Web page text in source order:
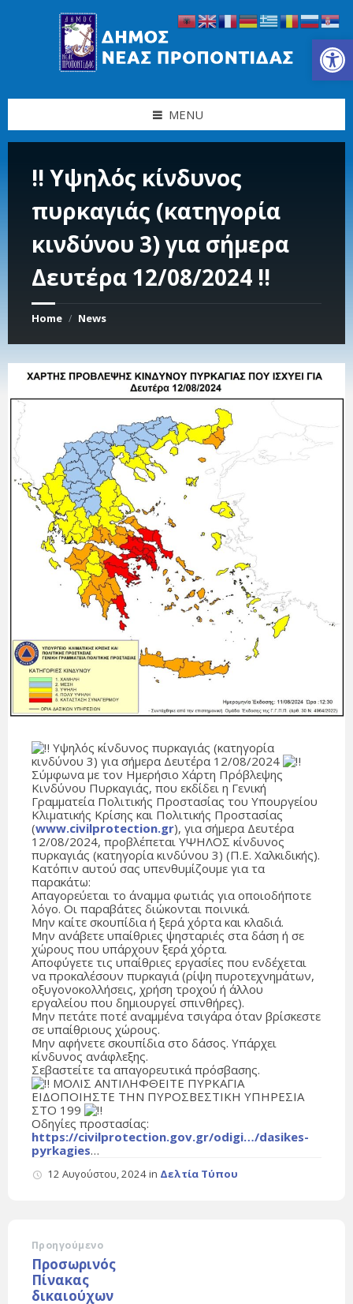
Ανοίξτε τη γραμμή εργαλείων
MENU
‼ Υψηλός κίνδυνος
πυρκαγιάς (κατηγορία
κινδύνου 3) για σήμερα
Δευτέρα 12/08/2024 ‼
Home / News
Υψηλός κίνδυνος πυρκαγιάς (κατηγορία
κινδύνου 3) για σήμερα Δευτέρα 12/08/2024
Σύμφωνα με τον Ημερήσιο Χάρτη Πρόβλεψης
Κινδύνου Πυρκαγιάς, που εκδίδει η Γενική
Γραμματεία Πολιτικής Προστασίας του Υπουργείου
Κλιματικής Κρίσης και Πολιτικής Προστασίας
(www.civilprotection.gr), για σήμερα Δευτέρα
12/08/2024, προβλέπεται ΥΨΗΛΟΣ κίνδυνος
πυρκαγιάς (κατηγορία κινδύνου 3) (Π.Ε. Χαλκιδικής).
Κατόπιν αυτού σας υπενθυμίζουμε για τα
παρακάτω:
Απαγορεύεται το άναμμα φωτιάς για οποιοδήποτε
λόγο. Οι παραβάτες διώκονται ποινικά.
Μην καίτε σκουπίδια ή ξερά χόρτα και κλαδιά.
Μην ανάβετε υπαίθριες ψησταριές στα δάση ή σε
χώρους που υπάρχουν ξερά χόρτα.
Αποφύγετε τις υπαίθριες εργασίες που ενδέχεται
να προκαλέσουν πυρκαγιά (ρίψη πυροτεχνημάτων,
οξυγονοκολλήσεις, χρήση τροχού ή άλλου
εργαλείου που δημιουργεί σπινθήρες).
Μην πετάτε ποτέ αναμμένα τσιγάρα όταν βρίσκεστε
σε υπαίθριους χώρους.
Μην αφήνετε σκουπίδια στο δάσος. Υπάρχει
κίνδυνος ανάφλεξης.
Σεβαστείτε τα απαγορευτικά πρόσβασης.
ΜΟΛΙΣ ΑΝΤΙΛΗΦΘΕΙΤΕ ΠΥΡΚΑΓΙΑ
ΕΙΔΟΠΟΙΗΣΤΕ ΤΗΝ ΠΥΡΟΣΒΕΣΤΙΚΗ ΥΠΗΡΕΣΙΑ
ΣΤΟ 199
Οδηγίες προστασίας:
https://civilprotection.gov.gr/odigi…/dasikes-
pyrkagies…
12 Αυγούστου, 2024in Δελτία Τύπου
Προηγούμενο
Προσωρινός
Πίνακας
δικαιούχων